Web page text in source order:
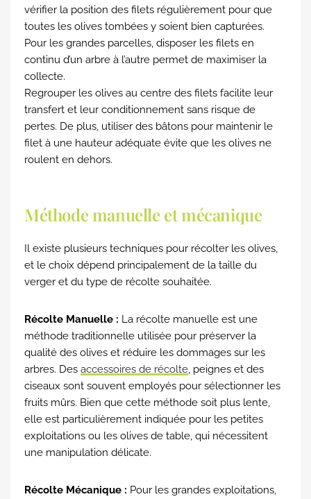
vérifier la position des filets régulièrement pour que
toutes les olives tombées y soient bien capturées.
Pour les grandes parcelles, disposer les filets en
continu d’un arbre à l’autre permet de maximiser la
collecte.
Regrouper les olives au centre des filets facilite leur
transfert et leur conditionnement sans risque de
pertes. De plus, utiliser des bâtons pour maintenir le
filet à une hauteur adéquate évite que les olives ne
roulent en dehors.
Méthode manuelle et mécanique
Il existe plusieurs techniques pour récolter les olives,
et le choix dépend principalement de la taille du
verger et du type de récolte souhaitée.
Récolte Manuelle : La récolte manuelle est une
méthode traditionnelle utilisée pour préserver la
qualité des olives et réduire les dommages sur les
arbres. Des accessoires de récolte, peignes et des
ciseaux sont souvent employés pour sélectionner les
fruits mûrs. Bien que cette méthode soit plus lente,
elle est particulièrement indiquée pour les petites
exploitations ou les olives de table, qui nécessitent
une manipulation délicate.
Récolte Mécanique : Pour les grandes exploitations,